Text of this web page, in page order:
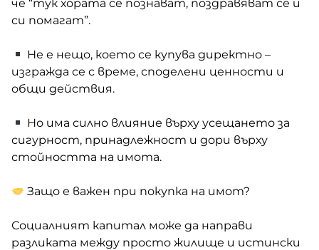
че “тук хората се познават, поздравяват се и
си помагат”.
Не е нещо, което се купува директно –
изгражда се с време, споделени ценности и
общи действия.
Но има силно влияние върху усещането за
сигурност, принадлежност и дори върху
стойността на имота.
Защо е важен при покупка на имот?
Социалният капитал може да направи
разликата между просто жилище и истински